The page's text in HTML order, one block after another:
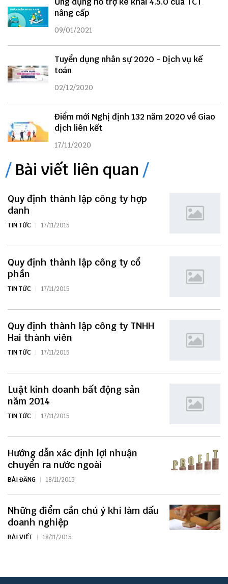
nâng cấp
09/01/2021
Tuyển dụng nhân sự 2020 - Dịch vụ kế
toán
02/12/2020
Điểm mới Nghị định 132 năm 2020 về Giao
dịch liên kết
17/11/2020
Bài viết liên quan
Quy định thành lập công ty hợp
danh
TIN TỨC 17/11/2015
Quy định thành lập công ty cổ
phần
TIN TỨC 17/11/2015
Quy định thành lập công ty TNHH
Hai thành viên
TIN TỨC 17/11/2015
Luật kinh doanh bất động sản
năm 2014
TIN TỨC 17/11/2015
Hướng dẫn xác định lợi nhuận
chuyển ra nước ngoài
BÀI ĐĂNG 18/11/2015
Những điểm cần chú ý khi làm dấu
doanh nghiệp
BÀI VIẾT 18/11/2015